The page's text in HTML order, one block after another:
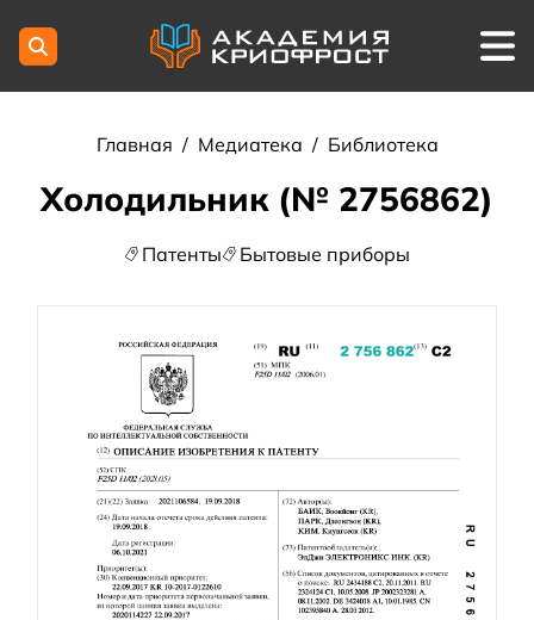
Главная / Медиатека / Библиотека
Холодильник (№ 2756862)
Патенты Бытовые приборы